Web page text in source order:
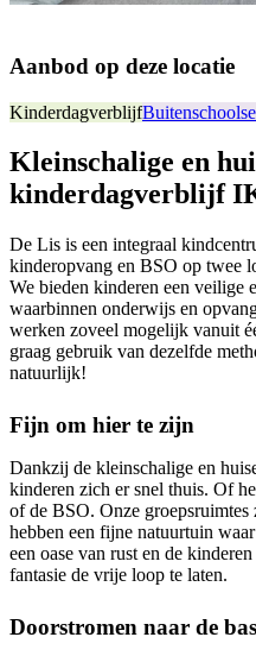
Aanbod op deze locatie
Kinderdagverblijf
Kleinschalige en
kinderdagverblijf
De Lis is een integraal
kinderopvang en BSO op twee
We bieden kinderen een veilige
waarbinnen onderwijs en
werken zoveel mogelijk vanuit
graag gebruik van dezelfde
natuurlijk!
Fijn om hier te zijn
Dankzij de kleinschalige en
kinderen zich er snel thuis. Of
of de BSO. Onze
hebben een fijne natuurtuin
een oase van rust en de
fantasie de vrije loop te laten.
Doorstromen naar de